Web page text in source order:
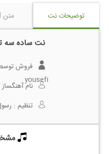
توضیحات نت متن
نت ساده سه
فروش
yousefi
نام
تنظیم :